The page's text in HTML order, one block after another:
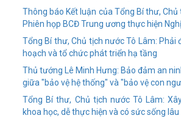
Thông báo Kết luận của Tổng Bí thư,
Phiên họp BCĐ Trung ương thực hiện
Tổng Bí thư, Chủ tịch nước Tô Lâm: Phải
hoạch và tổ chức phát triển hạ tầng
Thủ tướng Lê Minh Hưng: Bảo đảm an
giữa "bảo vệ hệ thống" và "bảo vệ con
Tổng Bí thư, Chủ tịch nước Tô Lâm:
khoa học, dễ thực hiện và có sức sống lâu